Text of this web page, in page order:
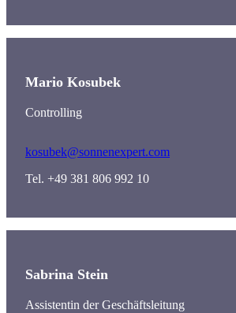
Mario Kosubek
Controlling
kosubek@sonnenexpert.com
Tel. +49 381 806 992 10
Sabrina Stein
Assistentin der Geschäftsleitung